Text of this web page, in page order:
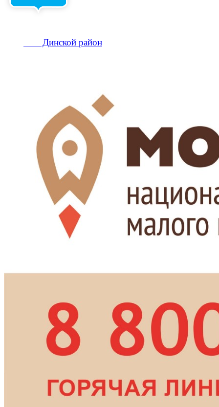
Динской район